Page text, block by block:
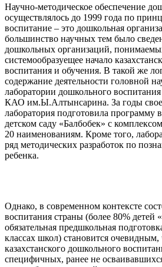
Научно-методическое обеспечение
осуществлялось до 1999 года по
воспитание – это дошкольная
большинство научных тем было
дошкольных организаций,
системообразуещее начало
воспитания и обучения. В такой же
содержание деятельности головной
лаборатории дошкольного
КАО им.Ы.Алтынсарина. За годы
лаборатория подготовила программу
детском саду «Балбобек» с
20 наименованиям. Кроме того,
ряд методических разработок по
ребенка.
Однако, в современном контексте
воспитания страны (более 80% детей
обязательная предшкольная
классах школ) становится очевидным,
казахстанского дошкольного
специфичных, ранее не